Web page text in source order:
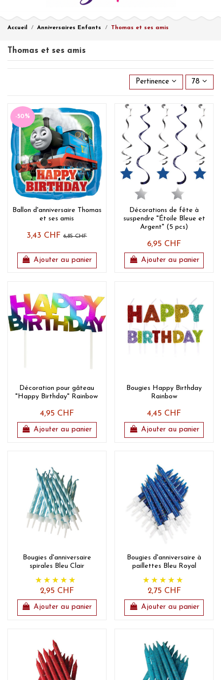
Accueil Anniversaires Enfants Thomas et ses amis
Thomas et ses amis
Pertinence 78
-50%
Ballon d'anniversaire Thomas
et ses amis
3,43 CHF6,85 CHF
Ajouter au panier
Décorations de fête à
suspendre "Étoile Bleue et
Argent" (5 pcs)
6,95 CHF
Ajouter au panier
Décoration pour gâteau
"Happy Birthday" Rainbow
4,95 CHF
Ajouter au panier
Bougies Happy Birthday
Rainbow
4,45 CHF
Ajouter au panier
Bougies d'anniversaire
spirales Bleu Clair
2,95 CHF
Ajouter au panier
Bougies d'anniversaire à
paillettes Bleu Royal
2,75 CHF
Ajouter au panier